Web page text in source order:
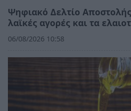
Ψηφιακό Δελτίο
λαϊκές αγορές και τα
06/08/2026 10:58